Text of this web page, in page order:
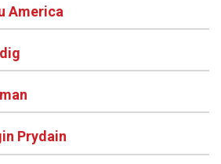
America
Prydain